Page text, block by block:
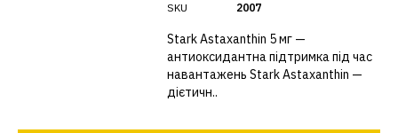
SKU
2007
Stark Astaxanthin 5 мг —
антиоксидантна підтримка під час
навантажень Stark Astaxanthin —
дієтичн..